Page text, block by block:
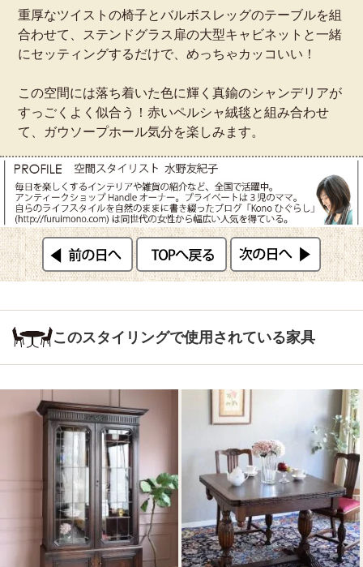
重厚なツイストの椅子とバルボスレッグのテーブルを組
合わせて、ステンドグラス扉の大型キャビネットと一緒
にセッティングするだけで、めっちゃカッコいい！
この空間には落ち着いた色に輝く真鍮のシャンデリアが
すっごくよく似合う！赤いペルシャ絨毯と組み合わせ
て、ガウソープホール気分を楽しみます。
このスタイリングで使用されている家具